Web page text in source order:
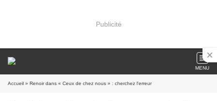
Publicité
MENU
Accueil » Renoir dans « Ceux de chez nous » : cherchez l'erreur